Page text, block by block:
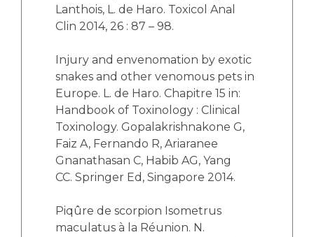
Lanthois, L. de Haro. Toxicol Anal
Clin 2014, 26 : 87 – 98.
Injury and envenomation by exotic
snakes and other venomous pets in
Europe. L. de Haro. Chapitre 15 in:
Handbook of Toxinology : Clinical
Toxinology. Gopalakrishnakone G,
Faiz A, Fernando R, Ariaranee
Gnanathasan C, Habib AG, Yang
CC. Springer Ed, Singapore 2014.
Piqûre de scorpion Isometrus
maculatus à la Réunion. N.